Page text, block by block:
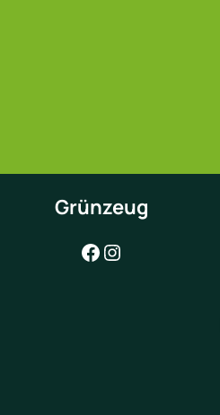
Grünzeug
Facebook Instagram